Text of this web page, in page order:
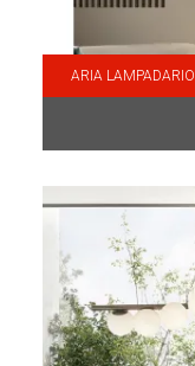
ARIA LAMPADARIO